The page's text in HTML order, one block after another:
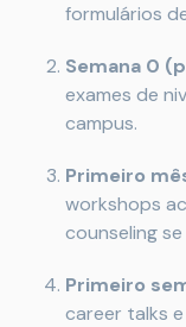
formulários
Semana 0
exames de
campus.
Primeiro
workshops
counseling
Primeiro
career talks